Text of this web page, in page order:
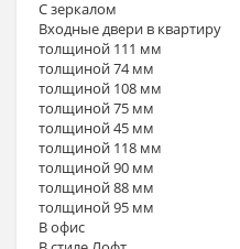
С зеркалом
Входные двери в квартиру
толщиной 111 мм
толщиной 74 мм
толщиной 108 мм
толщиной 75 мм
толщиной 45 мм
толщиной 118 мм
толщиной 90 мм
толщиной 88 мм
толщиной 95 мм
В офис